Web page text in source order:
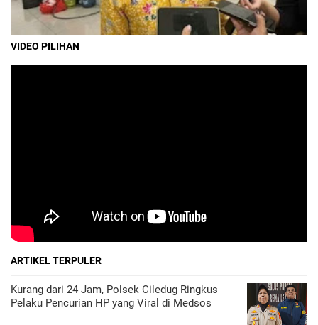
VIDEO PILIHAN
ARTIKEL TERPULER
Kurang dari 24 Jam, Polsek Ciledug Ringkus
Pelaku Pencurian HP yang Viral di Medsos